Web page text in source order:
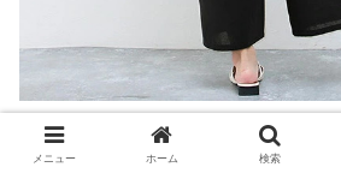
メニュー ホーム 検索